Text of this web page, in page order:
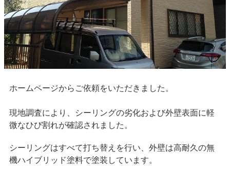
ホームページからご依頼をいただきました。
現地調査により、シーリングの劣化および外壁表面に軽
微なひび割れが確認されました。
シーリングはすべて打ち替えを行い、外壁は高耐久の無
機ハイブリッド塗料で塗装しています。